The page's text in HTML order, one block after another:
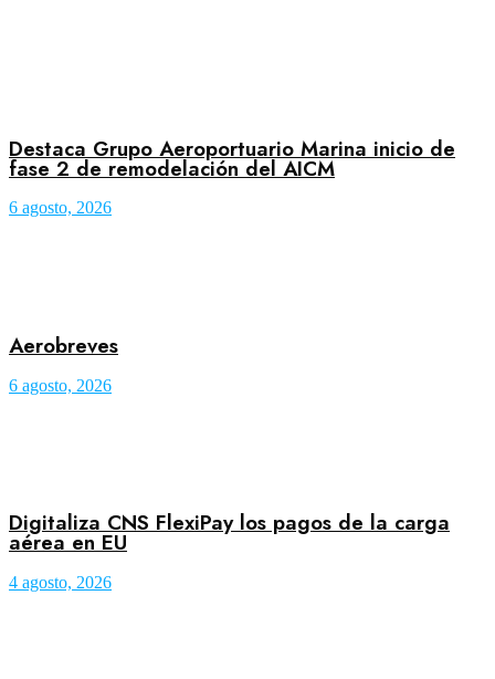
Destaca Grupo Aeroportuario Marina inicio de
fase 2 de remodelación del AICM
6 agosto, 2026
Aerobreves
6 agosto, 2026
Digitaliza CNS FlexiPay los pagos de la carga
aérea en EU
4 agosto, 2026